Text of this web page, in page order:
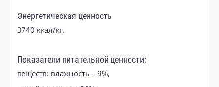
Энергетическая ценность
3740 ккал/кг.
Показатели питательной ценности:
веществ: влажность – 9%,